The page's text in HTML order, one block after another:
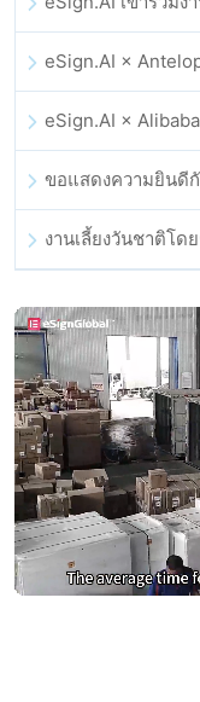
งานเลี้ยงวันชาติโ